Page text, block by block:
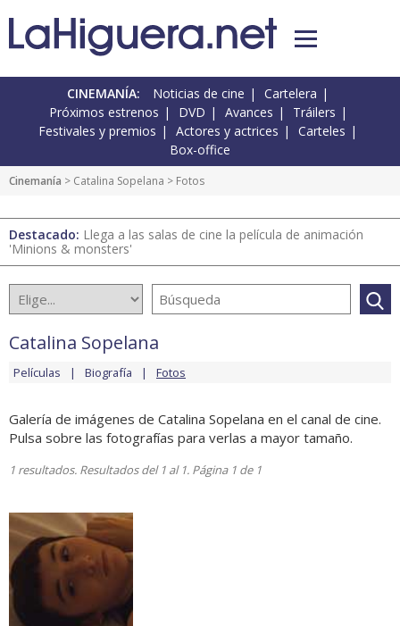
CINEMANÍA: Noticias de cine
Cartelera
Próximos estrenos
DVD Avances
Tráilers
Festivales y premios
Actores y actrices
Carteles
Box-office
Cinemanía > Catalina Sopelana > Fotos
Destacado: Llega a las salas de cine la película de animación
'Minions & monsters'
Catalina Sopelana
Películas Biografía Fotos
Galería de imágenes de Catalina Sopelana en el canal de cine.
Pulsa sobre las fotografías para verlas a mayor tamaño.
1 resultados. Resultados del 1 al 1. Página 1 de 1